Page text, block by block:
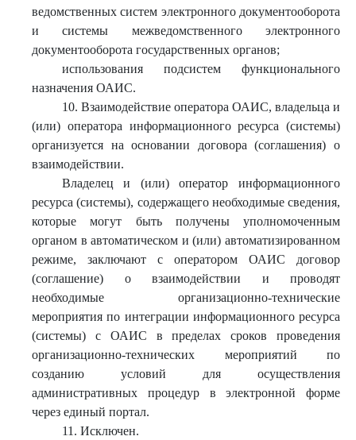
ведомственных систем электронного документооборота
и системы межведомственного электронного
документооборота государственных органов;
использования подсистем функционального
назначения ОАИС.
10. Взаимодействие оператора ОАИС, владельца и
(или) оператора информационного ресурса (системы)
организуется на основании договора (соглашения) о
взаимодействии.
Владелец и (или) оператор информационного
ресурса (системы), содержащего необходимые сведения,
которые могут быть получены уполномоченным
органом в автоматическом и (или) автоматизированном
режиме, заключают с оператором ОАИС договор
(соглашение) о взаимодействии и проводят
необходимые организационно-технические
мероприятия по интеграции информационного ресурса
(системы) с ОАИС в пределах сроков проведения
организационно-технических мероприятий по
созданию условий для осуществления
административных процедур в электронной форме
через единый портал.
11. Исключен.